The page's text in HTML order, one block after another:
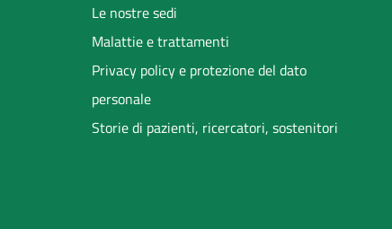
Le nostre sedi
Malattie e trattamenti
Privacy policy e protezione del dato
personale
Storie di pazienti, ricercatori, sostenitori